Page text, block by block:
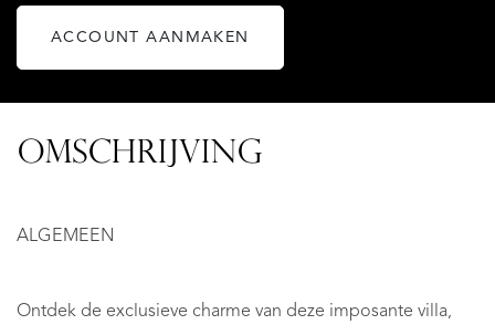
ACCOUNT AANMAKEN
OMSCHRIJVING
ALGEMEEN
Ontdek de exclusieve charme van deze imposante villa,